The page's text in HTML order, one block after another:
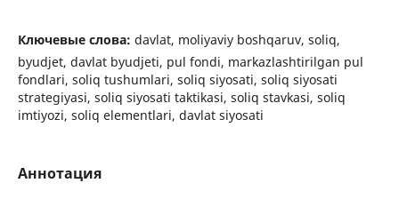
Ключевые слова: davlat, moliyaviy boshqaruv, soliq,
byudjet, davlat byudjeti, pul fondi, markazlashtirilgan pul
fondlari, soliq tushumlari, soliq siyosati, soliq siyosati
strategiyasi, soliq siyosati taktikasi, soliq stavkasi, soliq
imtiyozi, soliq elementlari, davlat siyosati
Аннотация